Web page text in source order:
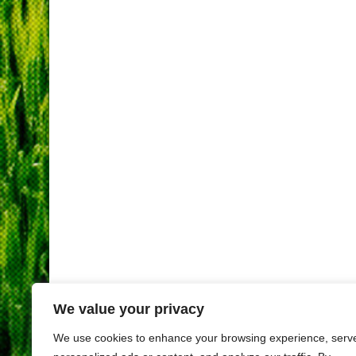
We value your privacy
We use cookies to enhance your browsing experience,